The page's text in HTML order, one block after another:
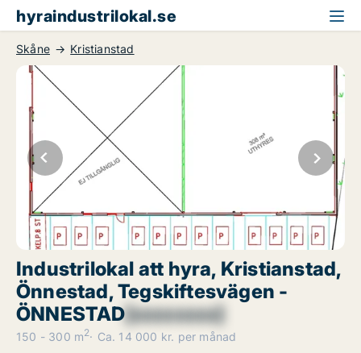
hyraindustrilokal.se
Skåne Kristianstad
Industrilokal att hyra, Kristianstad,
Önnestad, Tegskiftesvägen -
ÖNNESTAD[xxxxxxxx]
150 - 300 m2 Ca. 14 000 kr. per månad